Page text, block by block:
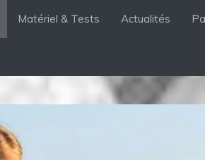
Matériel & Tests Actualités